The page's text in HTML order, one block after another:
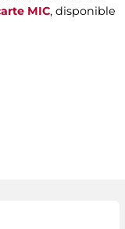
MIC, disponible